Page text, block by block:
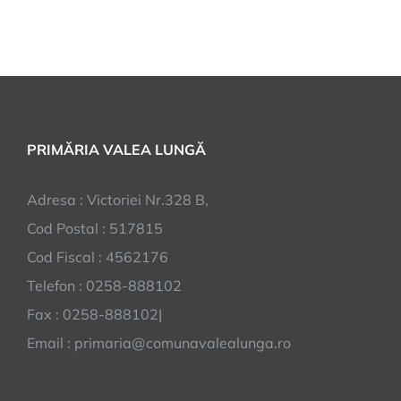
PRIMĂRIA VALEA LUNGĂ
Adresa : Victoriei Nr.328 B,
Cod Postal : 517815
Cod Fiscal : 4562176
Telefon : 0258-888102
Fax : 0258-888102|
Email : primaria@comunavalealunga.ro